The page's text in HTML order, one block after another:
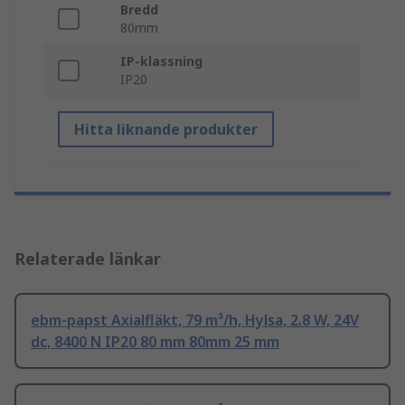
Bredd
80mm
IP-klassning
IP20
Hitta liknande produkter
Relaterade länkar
ebm-papst Axialfläkt, 79 m³/h, Hylsa, 2.8 W, 24V
dc, 8400 N IP20 80 mm 80mm 25 mm